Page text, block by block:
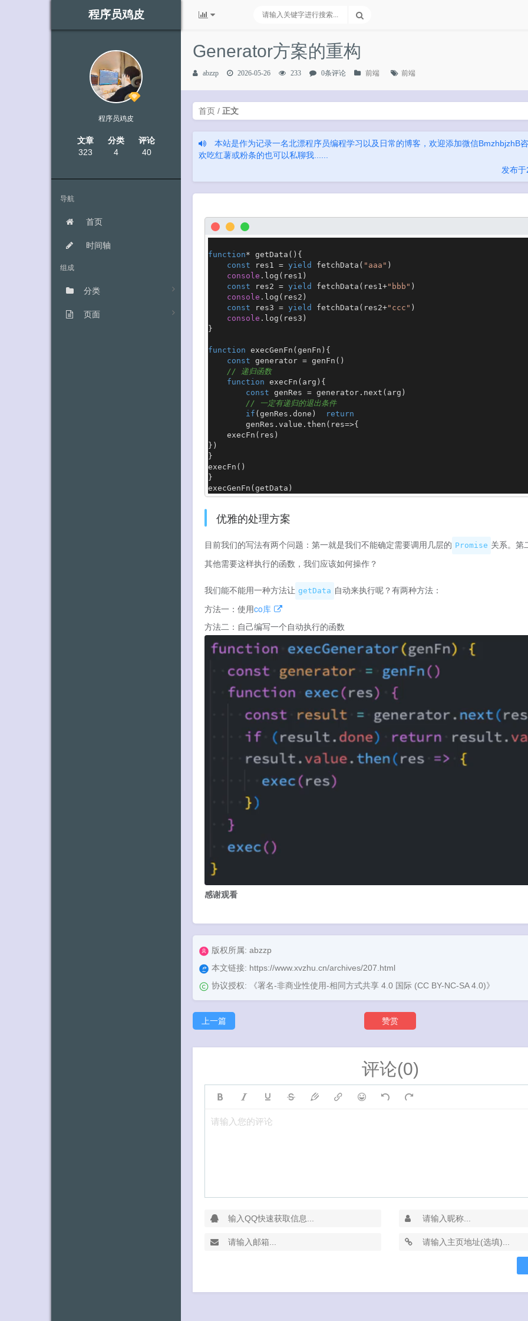
程序员鸡皮 请输入关键字进行搜索...
程序员鸡皮
文章 分类
评论
323
4 40
导航
首页
时间轴
组成
分类
页面
Generator方案的重构
abzzp 2026-05-26 233 0条评论 前端 前端
首页 / 正文
本站是作为记录一名北漂程序员编程学习以及日常的博客，欢迎添加微信BmzhbjzhB
欢吃红薯或粉条的也可以私聊我......
发布
function* getData ( ){
const res1 = yield fetchData ( "aaa" )
console . log (res1)
const res2 = yield fetchData (res1+"bbb" )
console . log (res2)
const res3 = yield fetchData (res2+"ccc" )
console . log (res3)
}
function execGenFn ( genFn ){
const generator = genFn ()
// 递归函数
function execFn ( arg ){
const genRes = generator. next (arg)
// 一定有递归的退出条件
if (genRes. done )
return
        genRes.
value . then ( res=>{
execFn (res)
})
execFn ()
execGenFn (getData)
优雅的处理方案
目前我们的写法有两个问题：第一就是我们不能确定需要调用几层的 Promise 关系。第
其他需要这样执行的函数，我们应该如何操作？
我们能不能用一种方法让 getData 自动来执行呢？有两种方法：
方法一：使用co库
方法二：自己编写一个自动执行的函数
感谢观看
版权所属: abzzp
本文链接: https://www.xvzhu.cn/archives/207.html
协议授权:
《署名-非商业性使用-相同方式共享 4.0 国际 (CC BY-NC-SA 4.0)》
上一篇 赞赏
评论(0)
请输入您的评论